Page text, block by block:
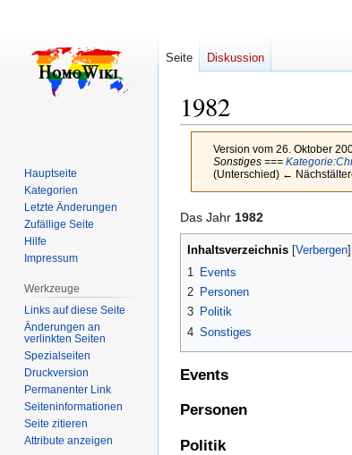
1982
Version vom 26. Oktober
Sonstiges ===
(Unterschied) ←
Zur
Navigation
springen
Zur
Suche
springen
Das Jahr 1982
Inhaltsverzeichnis
1
Events
2 Personen
3 Politik
4 Sonstiges
Events
Personen
Politik
Seite Diskussion
Hauptseite
Kategorien
Letzte Änderungen
Zufällige Seite
Hilfe
Impressum
Werkzeuge
Links auf diese Seite
Änderungen an
verlinkten Seiten
Spezialseiten
Druckversion
Permanenter Link
Seiten­­informationen
Seite zitieren
Attribute anzeigen